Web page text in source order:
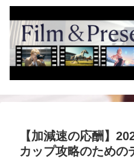
【加減速の応酬】
カップ攻略のための